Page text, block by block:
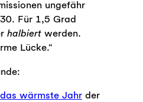
ungefähr
Für 1,5 Grad
halbiertwerden.
Lücke.“
das wärmste Jahrder